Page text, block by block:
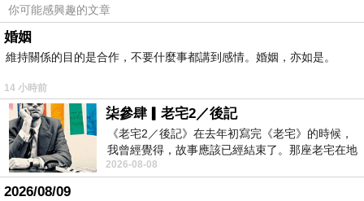
你可能感興趣的文章
婚姻
維持關係的目的是合作，不要什麼事都講到感情。婚姻，亦如是。
14 小時前
柒參肆▎老宅2／後記
《老宅2／後記》在去年初寫完《老宅》的時候，
我曾經覺得，故事應該已經結束了。那座老宅在地
震中倒塌，七個人終於離開那片黑暗，
2026-08-08
2026/08/09